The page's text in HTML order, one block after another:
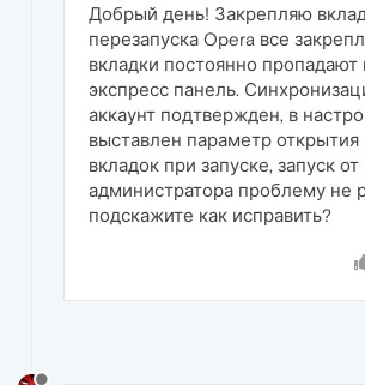
Добрый день! Закрепляю
перезапуска Opera все
вкладки постоянно пропадают
экспресс панель.
аккаунт подтвержден, в
выставлен параметр открытия
вкладок при запуске, запуск
администратора проблему не
подскажите как исправить?